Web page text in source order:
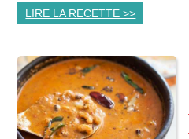
LIRE LA RECETTE >>